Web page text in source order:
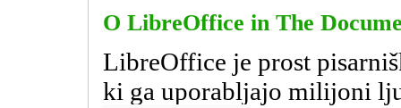
O LibreOffice in The
LibreOffice je prost
ki ga uporabljajo milijoni